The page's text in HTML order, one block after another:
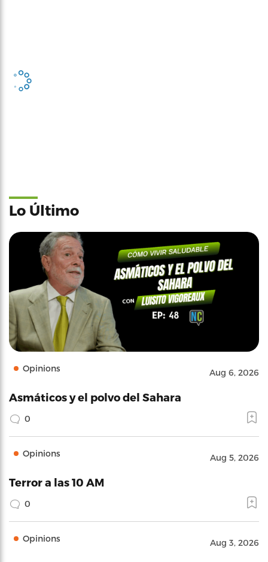
Lo Último
Opinions Aug 6, 2026
Asmáticos y el polvo del Sahara
0
Opinions Aug 5, 2026
Terror a las 10 AM
0
Opinions Aug 3, 2026